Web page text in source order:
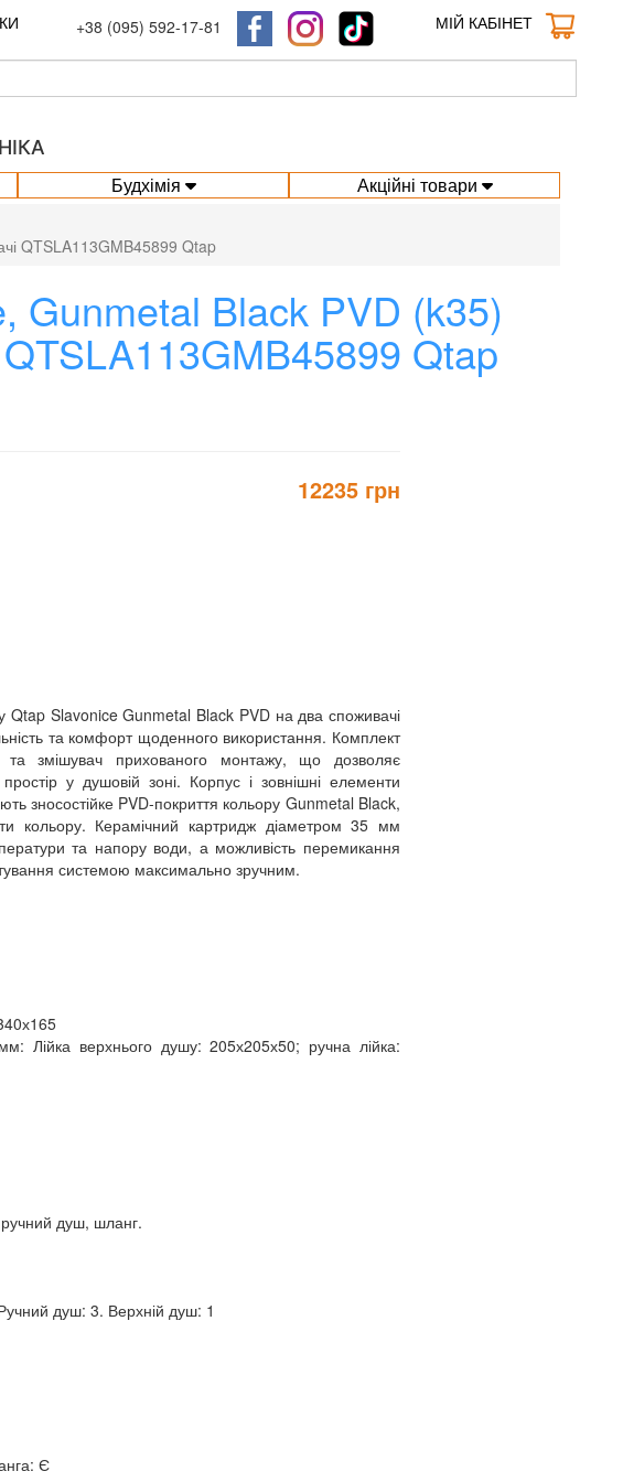
+38 (095) 592-17-81 МІЙ КАБІНЕТ
Будхімія Акційні товари
QTSLA113GMB45899 Qtap
Gunmetal Black PVD (k35)
Qtap
12235 грн
Slavonice Gunmetal Black PVD на два споживачі
та комфорт щоденного використання. Комплект
змішувач прихованого монтажу, що дозволяє
у душовій зоні. Корпус і зовнішні елементи
зносостійке PVD-покриття кольору Gunmetal Black,
кольору. Керамічний картридж діаметром 35 мм
та напору води, а можливість перемикання
системою максимально зручним.
Лійка верхнього душу: 205х205х50; ручна лійка:
душ, шланг.
душ: 3. Верхній душ: 1
Є